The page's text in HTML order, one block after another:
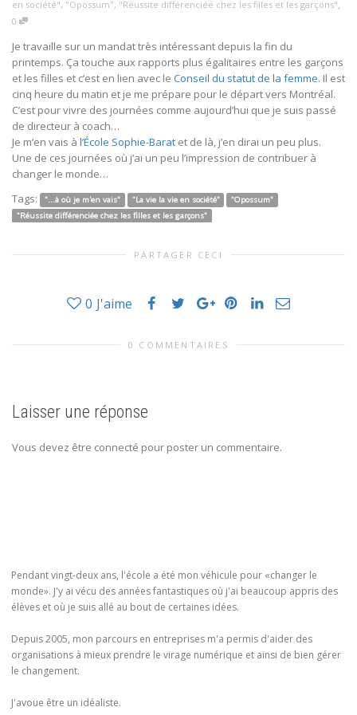
en société", "Opossum", "Réussite différenciée chez les filles et les garçons",
0
Je travaille sur un mandat très intéressant depuis la fin du
printemps. Ça touche aux rapports plus égalitaires entre les garçons
et les filles et c’est en lien avec le Conseil du statut de la femme. Il est
cinq heure du matin et je me prépare pour le départ vers Montréal.
C’est pour vivre des journées comme aujourd’hui que je suis passé
de directeur à coach…
Je m’en vais à l’École Sophie-Barat et de là, j’en dirai un peu plus.
Une de ces journées où j’ai un peu l’impression de contribuer à
changer le monde…
Tags:
"...à où je m'en vais" "La vie la vie en société"
"Opossum"
"Réussite différenciée chez les filles et les garçons"
PARTAGER CECI
0 J'aime
0 COMMENTAIRES
Laisser une réponse
Vous devez être connecté pour poster un commentaire.
Pendant vingt-deux ans, l'école a été mon véhicule pour «changer le
monde». J'y ai vécu des années fantastiques où j'ai beaucoup appris des
élèves et où je suis allé au bout de certaines idées.
Depuis 2005, mon parcours en entreprises m'a permis d'aider des
organisations à mieux prendre le virage numérique et ainsi de bien gérer
le changement.
J'avoue être un idéaliste.